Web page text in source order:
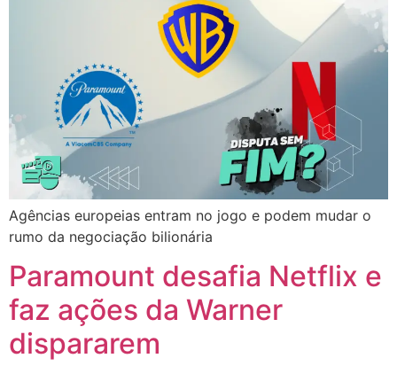
Agências europeias entram no jogo e podem mudar o
rumo da negociação bilionária
Paramount desafia Netflix e
faz ações da Warner
dispararem